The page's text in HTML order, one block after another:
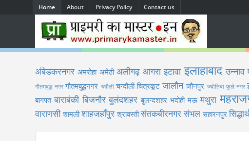
Home About Privacy Policy Contact us
अंबेडकरनगर अमरोहा अमेठी अलीगढ़ आगरा इटावा इलाहाबाद उन्नाव
गौतमबुद्ध नगर गौतमबुद्धनगर चंदौली चन्दौली चित्रकूट जालौन जौनपुर ज्योतिबा फुले नगर
बागपत बाराबंकी बिजनौर बुलंदशहर बुलन्दशहर भदोही मऊ मथुरा
वाराणसी शामली शाहजहाँपुर श्रावस्ती संतकबीरनगर संभल सहारनपुर